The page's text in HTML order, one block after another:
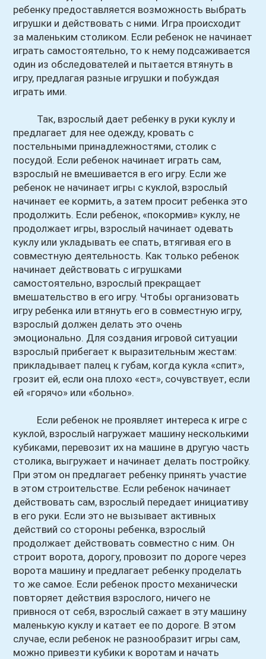
ребенку предоставляется возможность выбрать
игрушки и действовать с ними. Игра происходит
за маленьким столиком. Если ребенок не начинает
играть самостоятельно, то к нему подсаживается
один из обследователей и пытается втянуть в
игру, предлагая разные игрушки и побуждая
играть ими.
Так, взрослый дает ребенку в руки куклу и
предлагает для нее одежду, кровать с
постельными принадлежностями, столик с
посудой. Если ребенок начинает играть сам,
взрослый не вмешивается в его игру. Если же
ребенок не начинает игры с куклой, взрослый
начинает ее кормить, а затем просит ребенка это
продолжить. Если ребенок, «покормив» куклу, не
продолжает игры, взрослый начинает одевать
куклу или укладывать ее спать, втягивая его в
совместную деятельность. Как только ребенок
начинает действовать с игрушками
самостоятельно, взрослый прекращает
вмешательство в его игру. Чтобы организовать
игру ребенка или втянуть его в совместную игру,
взрослый должен делать это очень
эмоционально. Для создания игровой ситуации
взрослый прибегает к выразительным жестам:
прикладывает палец к губам, когда кукла «спит»,
грозит ей, если она плохо «ест», сочувствует, если
ей «горячо» или «больно».
Если ребенок не проявляет интереса к игре с
куклой, взрослый нагружает машину несколькими
кубиками, перевозит их на машине в другую часть
столика, выгружает и начинает делать постройку.
При этом он предлагает ребенку принять участие
в этом строительстве. Если ребенок начинает
действовать сам, взрослый передает инициативу
в его руки. Если это не вызывает активных
действий со стороны ребенка, взрослый
продолжает действовать совместно с ним. Он
строит ворота, дорогу, провозит по дороге через
ворота машину и предлагает ребенку проделать
то же самое. Если ребенок просто механически
повторяет действия взрослого, ничего не
привнося от себя, взрослый сажает в эту машину
маленькую куклу и катает ее по дороге. В этом
случае, если ребенок не разнообразит игры сам,
можно привезти кубики к воротам и начать